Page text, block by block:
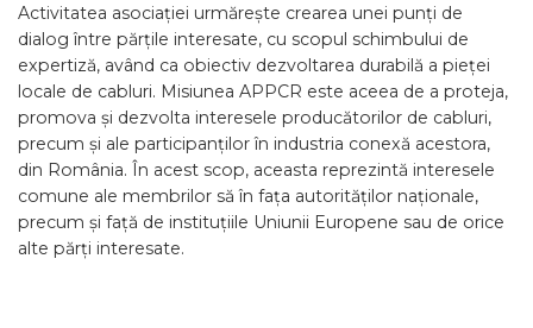
Activitatea asociației urmărește crearea unei punți de
dialog între părțile interesate, cu scopul schimbului de
expertiză, având ca obiectiv dezvoltarea durabilă a pieței
locale de cabluri. Misiunea APPCR este aceea de a proteja,
promova și dezvolta interesele producătorilor de cabluri,
precum și ale participanților în industria conexă acestora,
din România. În acest scop, aceasta reprezintă interesele
comune ale membrilor să în fața autorităților naționale,
precum și față de instituțiile Uniunii Europene sau de orice
alte părți interesate.